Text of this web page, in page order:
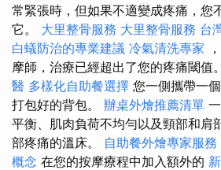
常緊張時，但如果不適變成疼痛，您
它。 大里整骨服務 大里整骨服務 台
白蟻防治的專業建議 冷氣清洗專家
摩師，治療已經超出了您的疼痛閾值
醫 多樣化自助餐選擇 您一側攜帶一
打包好的背包。 辦桌外燴推薦清單
平衡、肌肉負荷不均勻以及頸部和肩
部疼痛的溫床。 自助餐外燴專家服務
概念 在您的按摩療程中加入額外的